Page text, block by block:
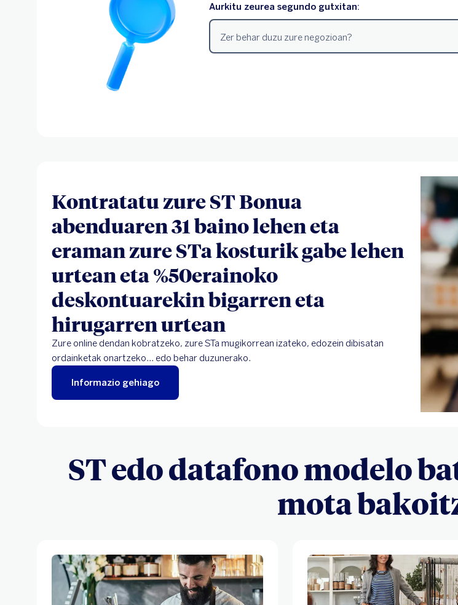
Kontratatu zure ST Bonua
abenduaren 31 baino lehen eta
eraman zure STa kosturik gabe lehen
urtean eta %50erainoko
deskontuarekin bigarren eta
hirugarren urtean
Zure online dendan kobratzeko, zure STa mugikorrean izateko, edozein dibisatan
ordainketak onartzeko... edo behar duzunerako.
Informazio gehiago
ST edo datafono modelo
mota